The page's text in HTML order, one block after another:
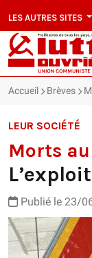
LES AUTRES SITES
Accueil Brèves
LEUR SOCIÉTÉ
Morts
Publié le 23/